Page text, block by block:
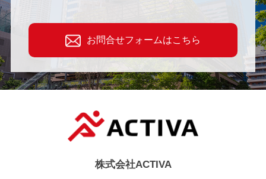
お問合せフォームはこちら
株式会社ACTIVA